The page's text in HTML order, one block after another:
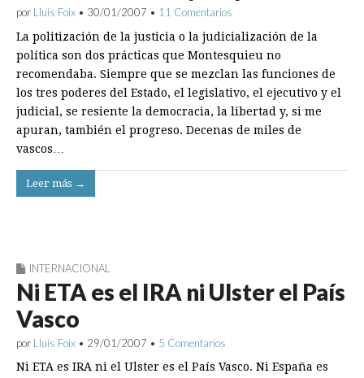
por Lluís Foix • 30/01/2007 • 11 Comentarios
La politización de la justicia o la judicialización de la
política son dos prácticas que Montesquieu no
recomendaba. Siempre que se mezclan las funciones de
los tres poderes del Estado, el legislativo, el ejecutivo y el
judicial, se resiente la democracia, la libertad y, si me
apuran, también el progreso. Decenas de miles de
vascos…
Leer más →
INTERNACIONAL
Ni ETA es el IRA ni Ulster el País
Vasco
por Lluís Foix • 29/01/2007 • 5 Comentarios
Ni ETA es IRA ni el Ulster es el País Vasco. Ni España es